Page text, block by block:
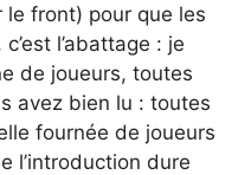
front) pour que les
l’abattage : je
de joueurs, toutes
avez bien lu : toutes
fournée de joueurs
l’introduction dure